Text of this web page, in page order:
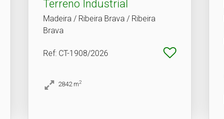
Terreno Industrial
Madeira / Ribeira Brava / Ribeira
Brava
Ref: CT-1908/2026
2842 m2